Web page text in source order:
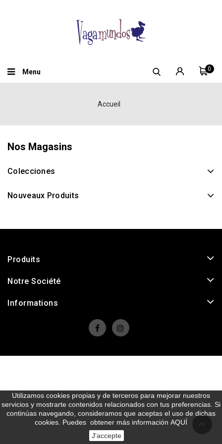
Utilizamos cookies propias y de terceros para mejorar nuestros
servicios y mostrarte contenidos relacionados con tus preferencias. Si
continúas navegando, consideramos que aceptas el uso de dichas
cookies. Puedes obtener más información AQUÍ
J'accepte
0
Menu
Accueil
Nos Magasins
Colecciones
Nouveaux Produits
Produits
Notre Société
Informations